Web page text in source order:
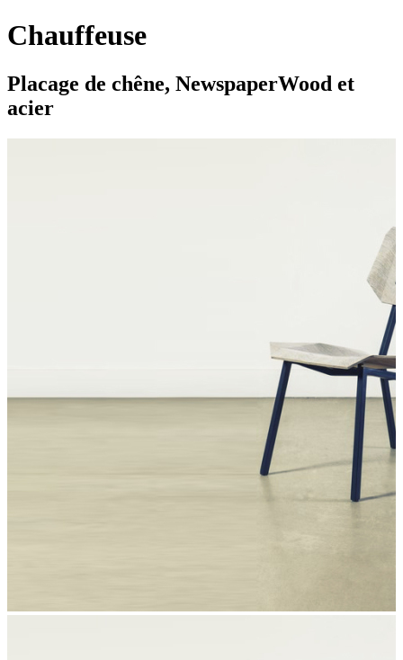
Chauffeuse
Placage de chêne, NewspaperWood et
acier